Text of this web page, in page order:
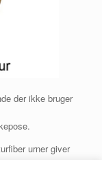
der ikke bruger
urner giver